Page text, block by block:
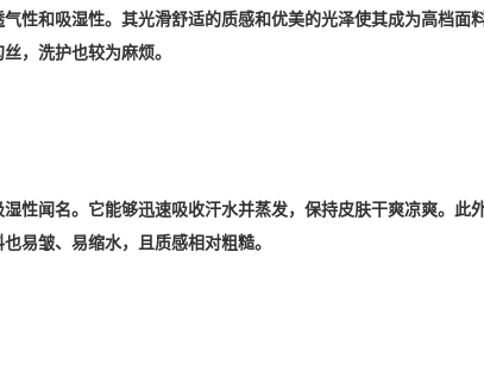
性和吸湿性。其光滑舒适的质感和优美的光泽使其成为高档面
，洗护也较为麻烦。
性闻名。它能够迅速吸收汗水并蒸发，保持皮肤干爽凉爽。此
易皱、易缩水，且质感相对粗糙。